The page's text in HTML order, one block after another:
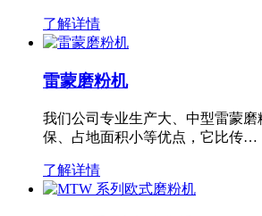
了解详情
雷蒙磨粉机
我们公司专业生产大、中型雷蒙
保、占地面积小等优点，它比传…
了解详情